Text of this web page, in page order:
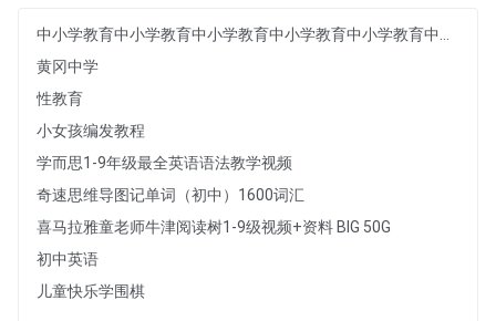
黄冈中学
性教育
小女孩编发教程
学而思1-9年级最全英语语法教学视频
奇速思维导图记单词（初中）1600词汇
喜马拉雅童老师牛津阅读树1-9级视频+资料 BIG 50G
初中英语
儿童快乐学围棋